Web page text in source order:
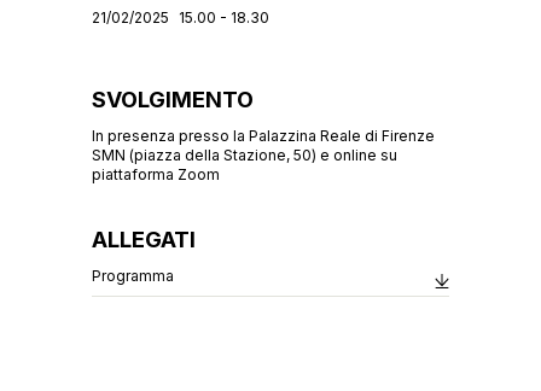
21/02/2025 15.00 - 18.30
SVOLGIMENTO
In presenza presso la Palazzina Reale di Firenze
SMN (piazza della Stazione, 50) e online su
piattaforma Zoom
ALLEGATI
Programma